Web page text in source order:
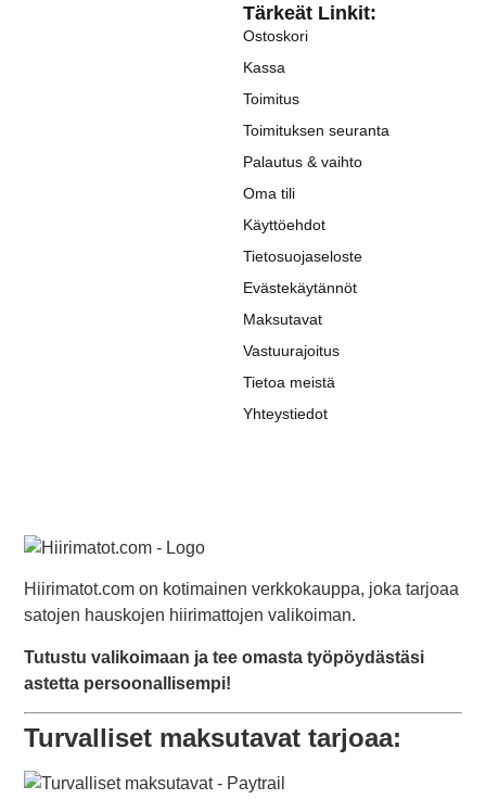
Hiirimatot.com on kotimainen verkkokauppa, joka tarjoaa
satojen hauskojen hiirimattojen valikoiman.
Tutustu valikoimaan ja tee omasta työpöydästäsi
astetta persoonallisempi!
Turvalliset maksutavat tarjoaa:
Tärkeät Linkit:
Ostoskori
Kassa
Toimitus
Toimituksen seuranta
Palautus & vaihto
Oma tili
Käyttöehdot
Tietosuojaseloste
Evästekäytännöt
Maksutavat
Vastuurajoitus
Tietoa meistä
Yhteystiedot